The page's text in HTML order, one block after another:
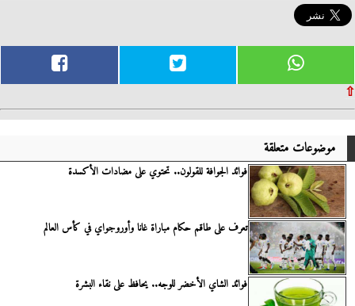
⇧
موضوعات متعلقة
فوائد الجوافة للقولون.. تحتوي على مضادات الأكسدة
تعرف على طاقم حكام مباراة غانا وأوروجواي في كأس العالم
فوائد الشاي الأخضر للوجه.. يحافظ على نقاء البشرة